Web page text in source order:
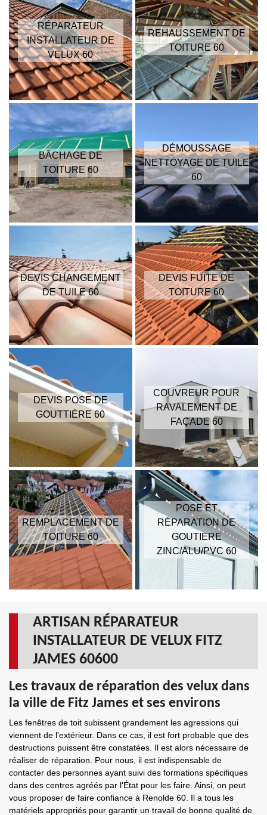
RÉPARATEUR
INSTALLATEUR DE
VELUX 60
REHAUSSEMENT DE
TOITURE 60
BÂCHAGE DE
TOITURE 60
DÉMOUSSAGE
NETTOYAGE DE TUILE
60
DEVIS CHANGEMENT
DE TUILE 60
DEVIS FUITE DE
TOITURE 60
DEVIS POSE DE
GOUTTIÈRE 60
COUVREUR POUR
RAVALEMENT DE
FAÇADE 60
REMPLACEMENT DE
TOITURE 60
POSE ET
RÉPARATION DE
GOUTIERE
ZINC/ALU/PVC 60
ARTISAN RÉPARATEUR
INSTALLATEUR DE VELUX FITZ
JAMES 60600
Les travaux de réparation des velux dans
la ville de Fitz James et ses environs
Les fenêtres de toit subissent grandement les agressions qui
viennent de l'extérieur. Dans ce cas, il est fort probable que des
destructions puissent être constatées. Il est alors nécessaire de
réaliser de réparation. Pour nous, il est indispensable de
contacter des personnes ayant suivi des formations spécifiques
dans des centres agréés par l'État pour les faire. Ainsi, on peut
vous proposer de faire confiance à Renolde 60. Il a tous les
matériels appropriés pour garantir un travail de bonne qualité de